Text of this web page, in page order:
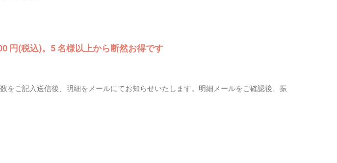
円(税込)。5 名様以上から断然お得です
をご記入送信後、明細をメールにてお知らせいたします。明細メールをご確認後、振